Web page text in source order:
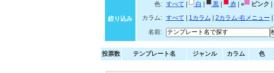
絞り込み
色: すべて 白 黒| 赤| » ピンク
カラム:
すべて 1カラム 2カラム-右メニュー
名前:
投票数 テンプレート名 ジャンル カラム 色